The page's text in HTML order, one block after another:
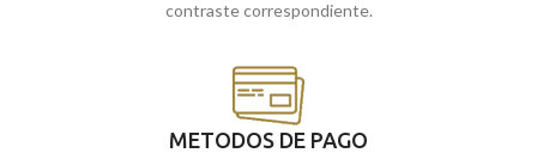
tiendas de Málaga, o si lo prefieres,
encárgalos online y te los enviamos a
contraste correspondiente.
METODOS DE PAGO